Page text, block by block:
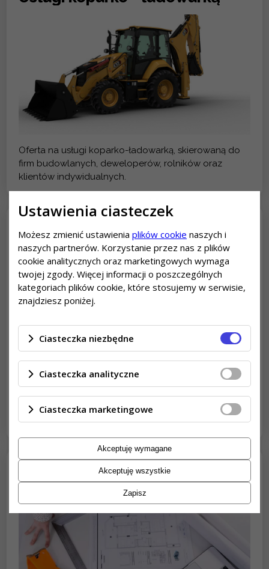
Oferta na usługi koparko-ładowarką, skierowaną do
firm budowlanych, deweloperów, rolników oraz
klientów indywidualnych.
Remonty i wykończenie wnętrz
Oferujemy kompleksowe usługi wykończenia
remontowe oraz wnętrz, dopasowane do Twoich
potrzeb i oczekiwań. Nasza firma to zespół
doświadczonych fachowców,
Doradztwo techniczne
Ustawienia ciasteczek
Możesz zmienić ustawienia plików cookie naszych i
naszych partnerów. Korzystanie przez nas z plików
cookie analitycznych oraz marketingowych wymaga
twojej zgody. Więcej informacji o poszczególnych
kategoriach plików cookie, które stosujemy w serwisie,
znajdziesz poniżej.
Ciasteczka niezbędne
Ciasteczka analityczne
Ciasteczka marketingowe
Akceptuję wymagane
Akceptuję wszystkie
Zapisz